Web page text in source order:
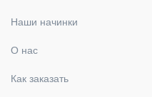
Наши начинки
О нас
Как заказать